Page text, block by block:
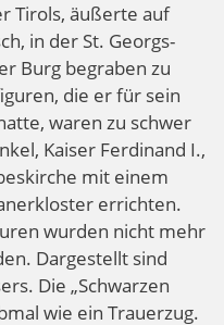
Tirols, äußerte auf
in der St. Georgs-
Burg begraben zu
die er für sein
waren zu schwer
Kaiser Ferdinand I.,
mit einem
errichten.
wurden nicht mehr
Dargestellt sind
Die „Schwarzen
wie ein Trauerzug.